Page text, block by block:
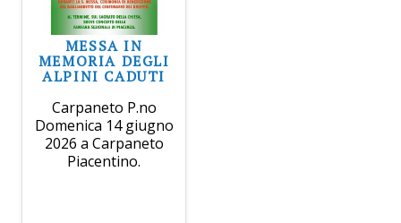
MESSA IN
MEMORIA DEGLI
ALPINI CADUTI
Carpaneto P.no
Domenica 14 giugno
2026 a Carpaneto
Piacentino.